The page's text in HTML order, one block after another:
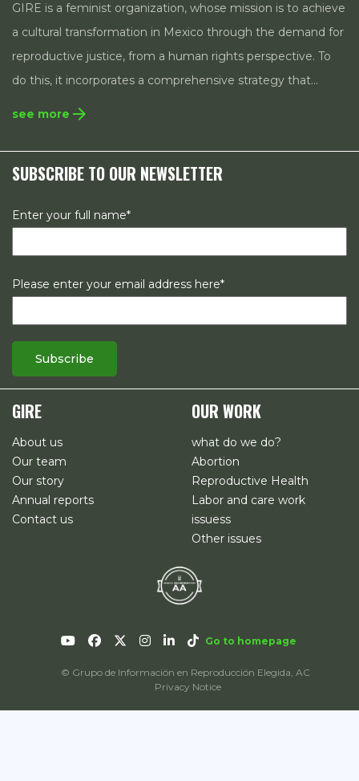
GIRE is a feminist organization, whose mission is to achieve
a cultural transformation in Mexico through the demand for
reproductive justice, from a human rights perspective. To
do this, it incorporates a comprehensive strategy that
includes the incidence in legislation and public policies, the
research strategies on the state of reproductive rights in
Mexico.
see more arrow_forward
SUBSCRIBE TO OUR NEWSLETTER
Enter your full name*
Please enter your email address here*
GIRE
About us
Our team
Our story
Annual reports
Contact us
OUR WORK
what do we do?
Abortion
Reproductive Health
Labor and care work
issuess
Other issues
© Grupo de Información en Reproducción Elegida, AC
Privacy Notice
Go to homepage